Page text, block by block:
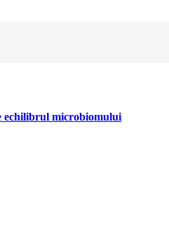
echilibrul microbiomului